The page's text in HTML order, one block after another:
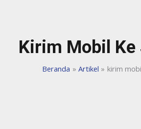
Kirim Mobil
Beranda Artikel kirim